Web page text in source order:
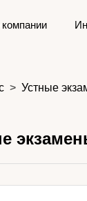
Устные